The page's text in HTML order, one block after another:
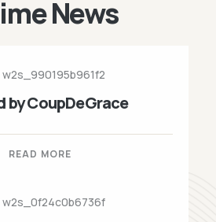
News
w2s_990195b961f2
by CoupDeGrace
READ MORE
w2s_0f24c0b6736f